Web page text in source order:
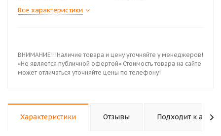
Все характеристики
ВНИМАНИЕ!!!Наличие товара и цену уточняйте у менеджеров!
«Не является публичной офертой» Стоимость товара на сайте
может отличаться уточняйте цены по телефону!
Характеристики Отзывы Подходит к авто